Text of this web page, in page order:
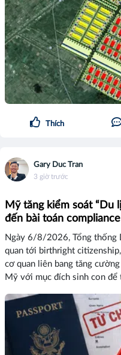
Thích
Gary Duc Tran
3 giờ trước
Mỹ tăng kiểm soát “Du
đến bài toán
Ngày 6/8/2026, Tổng thống
quan tới birthright
cơ quan liên bang tăng
Mỹ với mục đích sinh con